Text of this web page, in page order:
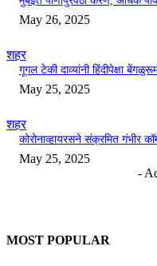
May 26, 2025
शहर
गूगल टेकी दाव्यांनी हिंदीपेक्षा
May 25, 2025
शहर
कोरोनाव्हायरसने संक्रमित गंभीर
May 25, 2025
-
MOST POPULAR